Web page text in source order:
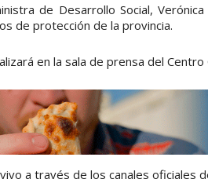
de Desarrollo Social,
de protección de la provincia.
en la sala de prensa del Centro
a través de los canales oficiales